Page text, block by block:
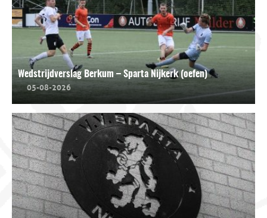
Wedstrijdverslag Berkum – Sparta Nijkerk (oefen)
05-08-2026